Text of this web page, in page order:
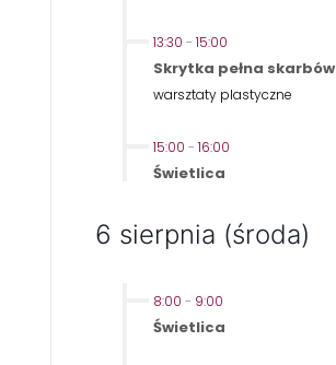
13:30 - 15:00
Skrytka pełna skarbów
warsztaty plastyczne
15:00 - 16:00
Świetlica
6 sierpnia (środa)
8:00 - 9:00
Świetlica